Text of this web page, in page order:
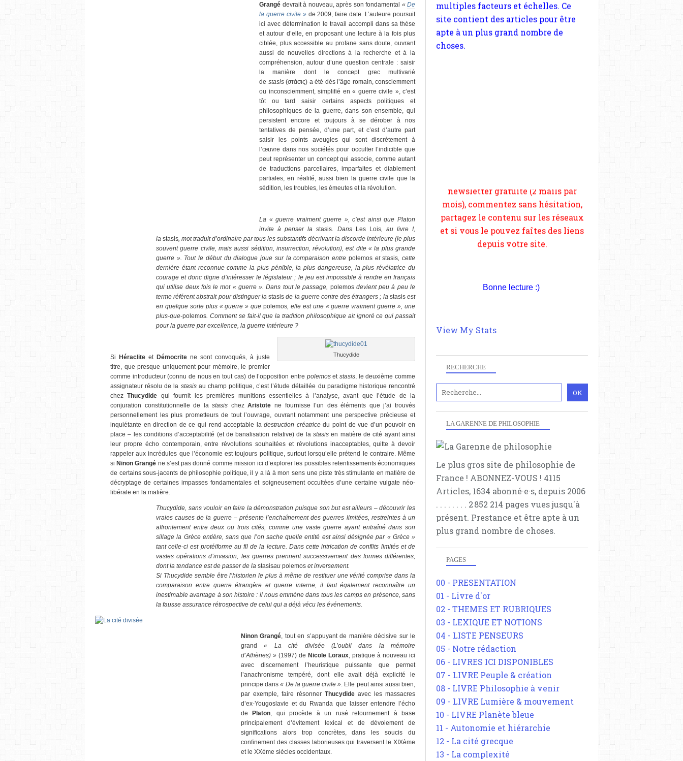
Grangé devrait à nouveau, après son fondamental « De
la guerre civile » de 2009, faire date. L’auteure poursuit
ici avec détermination le travail accompli dans sa thèse
et autour d’elle, en proposant une lecture à la fois plus
ciblée, plus accessible au profane sans doute, ouvrant
aussi de nouvelles directions à la recherche et à la
compréhension, autour d’une question centrale : saisir
la manière dont le concept grec multivarié
de stasis(στάσις) a été dès l’âge romain, consciemment
ou inconsciemment, simplifié en « guerre civile », c’est
tôt ou tard saisir certains aspects politiques et
philosophiques de la guerre, dans son ensemble, qui
persistent encore et toujours à se dérober à nos
tentatives de pensée, d’une part, et c’est d’autre part
saisir les points aveugles qui sont discrètement à
l’œuvre dans nos sociétés pour occulter l’indicible que
peut représenter un concept qui associe, comme autant
de traductions parcellaires, imparfaites et diablement
partiales, en réalité, aussi bien la guerre civile que la
sédition, les troubles, les émeutes et la révolution.
La « guerre vraiment guerre », c’est ainsi que Platon
invite à penser lastasis . Dans Les Lois, au livre I,
la stasis , mot traduit d’ordinaire par tous les substantifs décrivant la discorde intérieure (le plus
souvent guerre civile, mais aussi sédition, insurrection, révolution), est dite « la plus grande
guerre ». Tout le début du dialogue joue sur la comparaison entre polemosetstasis , cette
dernière étant reconnue comme la plus pénible, la plus dangereuse, la plus révélatrice du
courage et donc digne d’intéresser le législateur ; le jeu est impossible à rendre en français
qui utilise deux fois le mot « guerre ». Dans tout le passage, polemosdevient peu à peu le
terme référent abstrait pour distinguer lastasis de la guerre contre des étrangers ; la stasisest
en quelque sorte plus « guerre » quepolemos , elle est une « guerre vraiment guerre », une
plus-que-polemos . Comment se fait-il que la tradition philosophique ait ignoré ce qui passait
pour la guerre par excellence, la guerre intérieure ?
Thucydide
Si Héraclite et Démocrite ne sont convoqués, à juste
titre, que presque uniquement pour mémoire, le premier
comme introducteur (connu de nous en tout cas) de l’opposition entre polemoset stasis, le deuxième comme
assignateur résolu de la stasisau champ politique, c’est l’étude détaillée du paradigme historique rencontré
chezThucydide qui fournit les premières munitions essentielles à l’analyse, avant que l’étude de la
conjuration constitutionnelle de lastasis chezAristote ne fournisse l’un des éléments que j’ai trouvés
personnellement les plus prometteurs de tout l’ouvrage, ouvrant notamment une perspective précieuse et
inquiétante en direction de ce qui rend acceptable ladestruction créatricedu point de vue d’un pouvoir en
place – les conditions d’acceptabilité (et de banalisation relative) de la stasisen matière de cité ayant ainsi
leur propre écho contemporain, entre révolutions souhaitées et révolutions inacceptables, quitte à devoir
rappeler aux incrédules que l’économie est toujours politique, surtout lorsqu’elle prétend le contraire. Même
siNinon Grangé ne s’est pas donné comme mission ici d’explorer les possibles retentissements économiques
de certains sous-jacents de philosophie politique, il y a là à mon sens une piste très stimulante en matière de
décryptage de certaines impasses fondamentales et soigneusement occultées d’une certaine vulgate néo-
libérale en la matière.
Thucydide, sans vouloir en faire la démonstration puisque son but est ailleurs – découvrir les
vraies causes de la guerre – présente l’enchaînement des guerres limitées, restreintes à un
affrontement entre deux ou trois cités, comme une vaste guerre ayant entraîné dans son
sillage la Grèce entière, sans que l’on sache quelle entité est ainsi désignée par « Grèce »
tant celle-ci est protéiforme au fil de la lecture. Dans cette intrication de conflits limités et de
vastes opérations d’invasion, les guerres prennent successivement des formes différentes,
dont la tendance est de passer de la stasisau polemos et inversement.
Si Thucydide semble être l’historien le plus à même de restituer une vérité comprise dans la
comparaison entre guerre étrangère et guerre interne, il faut également reconnaître un
inestimable avantage à son histoire : il nous emmène dans tous les camps en présence, sans
la fausse assurance rétrospective de celui qui a déjà vécu les événements.
Ninon Grangé , tout en s’appuyant de manière décisive sur le
grand« La cité divisée (L’oubli dans la mémoire
d’Athènes) » (1997) de Nicole Loraux , pratique à nouveau ici
avec discernement l’heuristique puissante que permet
l’anachronisme tempéré, dont elle avait déjà explicité le
principe dans« De la guerre civile » . Elle peut ainsi aussi bien,
par exemple, faire résonner Thucydide avec les massacres
d’ex-Yougoslavie et du Rwanda que laisser entendre l’écho
dePlaton , qui procède à un rusé retournement à base
principalement d’évitement lexical et de dévoiement de
significations alors trop concrètes, dans les soucis du
confinement des classes laborieuses qui traversent le XIXème
et le XXème siècles occidentaux.
RECHERCHE
LA GARENNE DE PHILOSOPHIE
Le plus gros site de philosophie de
France ! ABONNEZ-VOUS ! 4115
Articles, 1634 abonné·e·s, depuis 2006
. . . . . . . . 2 852 214 pages vues jusqu'à
présent. Prestance et être apte à un
plus grand nombre de choses.
PAGES
00 - PRESENTATION
01 - Livre d'or
02 - THEMES ET RUBRIQUES
03 - LEXIQUE ET NOTIONS
04 - LISTE PENSEURS
05 - Notre rédaction
06 - LIVRES ICI DISPONIBLES
07 - LIVRE Peuple & création
08 - LIVRE Philosophie à venir
09 - LIVRE Lumière & mouvement
10 - LIVRE Planète bleue
11 - Autonomie et hiérarchie
12 - La cité grecque
13 - La complexité
depuis votre site.
Bonne lecture :)
View My Stats